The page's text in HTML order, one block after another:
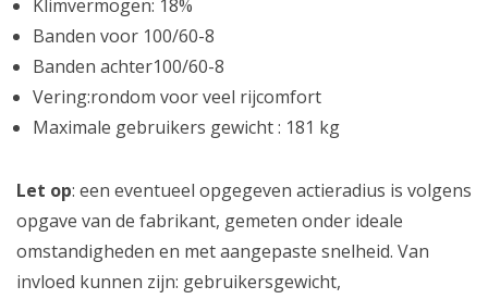
Klimvermogen: 18%
Banden voor 100/60-8
Banden achter100/60-8
Vering:rondom voor veel rijcomfort
Maximale gebruikers gewicht : 181 kg
Let op: een eventueel opgegeven actieradius is volgens
opgave van de fabrikant, gemeten onder ideale
omstandigheden en met aangepaste snelheid. Van
invloed kunnen zijn: gebruikersgewicht,